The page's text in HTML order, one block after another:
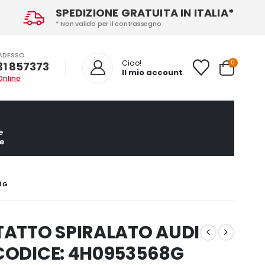
SPEDIZIONE GRATUITA IN ITALIA*
* Non valido per il contrassegno
857373 Ciao!
Il mio account
0
SPIRALATO AUDI
4H0953568G